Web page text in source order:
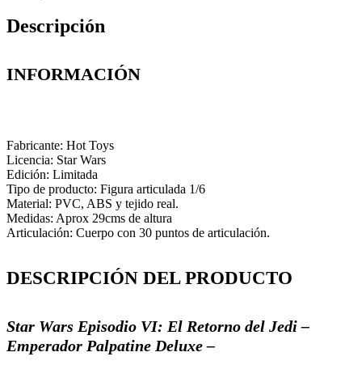
Descripción
INFORMACIÓN
Fabricante: Hot Toys
Licencia: Star Wars
Edición: Limitada
Tipo de producto: Figura articulada 1/6
Material: PVC, ABS y tejido real.
Medidas: Aprox 29cms de altura
Articulación: Cuerpo con 30 puntos de articulación.
DESCRIPCIÓN DEL PRODUCTO
Star Wars Episodio VI: El Retorno del Jedi –
Emperador Palpatine Deluxe –